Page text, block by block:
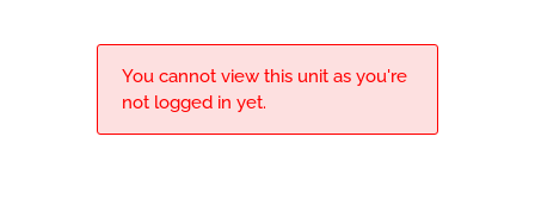
You cannot view this unit as you're
not logged in yet.